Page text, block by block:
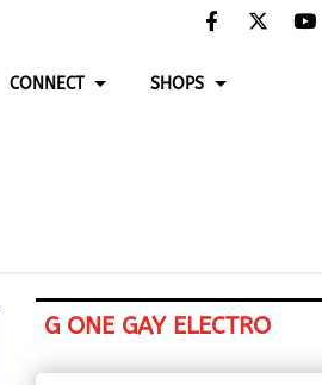
CONNECT SHOPS
G ONE GAY ELECTRO